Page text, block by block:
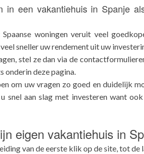
in een vakantiehuis in Spanje
woningen veruit veel
sneller uw rendement uit uw
stel ze dan via de
onderin deze pagina.
om uw vragen zo goed en duidelijk
snel aan slag met investeren want
eigen vakantiehuis in
van de eerste klik op de site, tot